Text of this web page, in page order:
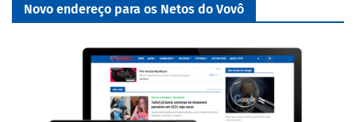
Novo endereço para os Netos do Vovô